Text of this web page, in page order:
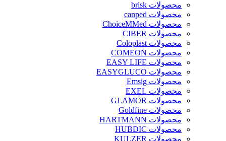
محصولات brisk
محصولات canped
محصولات ChoiceMMed
محصولات CIBER
محصولات Coloplast
محصولات COMEON
محصولات EASY LIFE
محصولات EASYGLUCO
محصولات Emsig
محصولات EXEL
محصولات GLAMOR
محصولات Goldfine
محصولات HARTMANN
محصولات HUBDIC
محصولات KULZER